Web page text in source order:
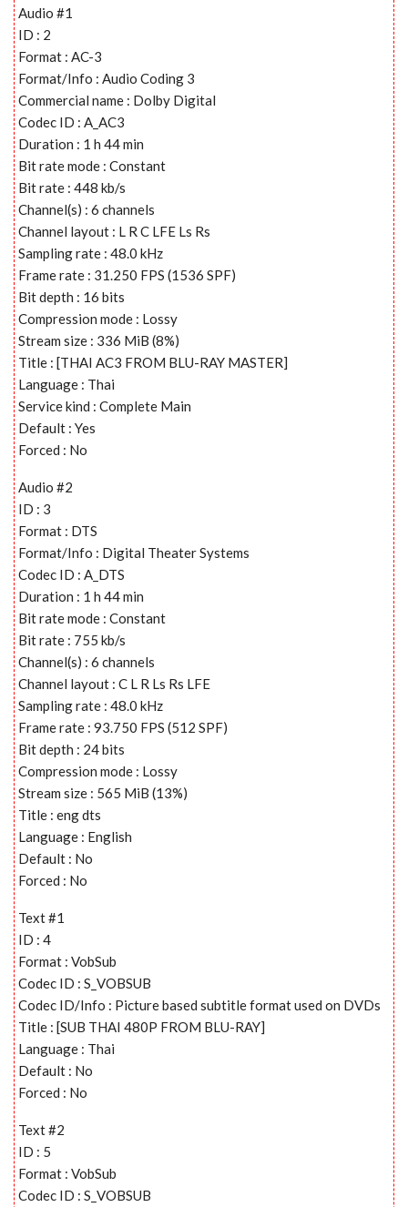
Audio #1
ID : 2
Format : AC-3
Format/Info : Audio Coding 3
Commercial name : Dolby Digital
Codec ID : A_AC3
Duration : 1 h 44 min
Bit rate mode : Constant
Bit rate : 448 kb/s
Channel(s) : 6 channels
Channel layout : L R C LFE Ls Rs
Sampling rate : 48.0 kHz
Frame rate : 31.250 FPS (1536 SPF)
Bit depth : 16 bits
Compression mode : Lossy
Stream size : 336 MiB (8%)
Title : [THAI AC3 FROM BLU-RAY MASTER]
Language : Thai
Service kind : Complete Main
Default : Yes
Forced : No
Audio #2
ID : 3
Format : DTS
Format/Info : Digital Theater Systems
Codec ID : A_DTS
Duration : 1 h 44 min
Bit rate mode : Constant
Bit rate : 755 kb/s
Channel(s) : 6 channels
Channel layout : C L R Ls Rs LFE
Sampling rate : 48.0 kHz
Frame rate : 93.750 FPS (512 SPF)
Bit depth : 24 bits
Compression mode : Lossy
Stream size : 565 MiB (13%)
Title : eng dts
Language : English
Default : No
Forced : No
Text #1
ID : 4
Format : VobSub
Codec ID : S_VOBSUB
Codec ID/Info : Picture based subtitle format used on DVDs
Title : [SUB THAI 480P FROM BLU-RAY]
Language : Thai
Default : No
Forced : No
Text #2
ID : 5
Format : VobSub
Codec ID : S_VOBSUB